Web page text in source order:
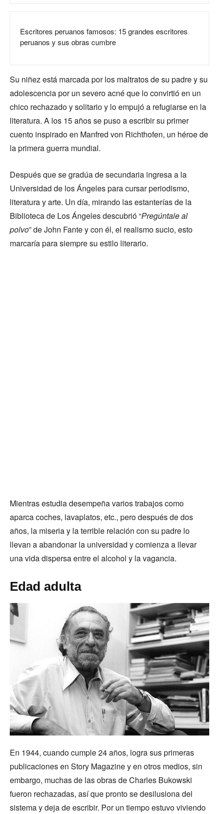
Escritores peruanos famosos: 15 grandes escritores
peruanos y sus obras cumbre
Su niñez está marcada por los maltratos de su padre y su
adolescencia por un severo acné que lo convirtió en un
chico rechazado y solitario y lo empujó a refugiarse en la
literatura. A los 15 años se puso a escribir su primer
cuento inspirado en Manfred von Richthofen, un héroe de
la primera guerra mundial.
Después que se gradúa de secundaria ingresa a la
Universidad de los Ángeles para cursar periodismo,
literatura y arte. Un día, mirando las estanterías de la
Biblioteca de Los Ángeles descubrió “Pregúntale al
polvo” de John Fante y con él, el realismo sucio, esto
marcaría para siempre su estilo literario.
Mientras estudia desempeña varios trabajos como
aparca coches, lavaplatos, etc., pero después de dos
años, la miseria y la terrible relación con su padre lo
llevan a abandonar la universidad y comienza a llevar
una vida dispersa entre el alcohol y la vagancia.
Edad adulta
En 1944, cuando cumple 24 años, logra sus primeras
publicaciones en Story Magazine y en otros medios, sin
embargo, muchas de las obras de Charles Bukowski
fueron rechazadas, así que pronto se desilusiona del
sistema y deja de escribir. Por un tiempo estuvo viviendo